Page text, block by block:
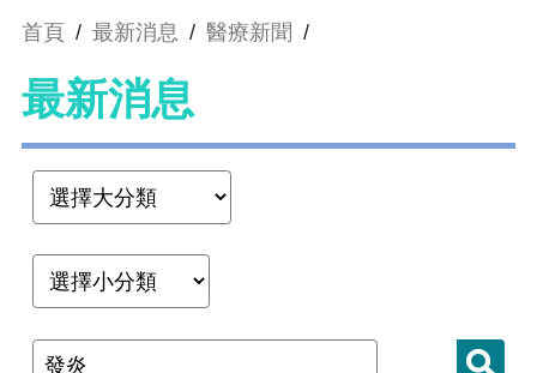
首頁 / 最新消息 / 醫療新聞 /
最新消息